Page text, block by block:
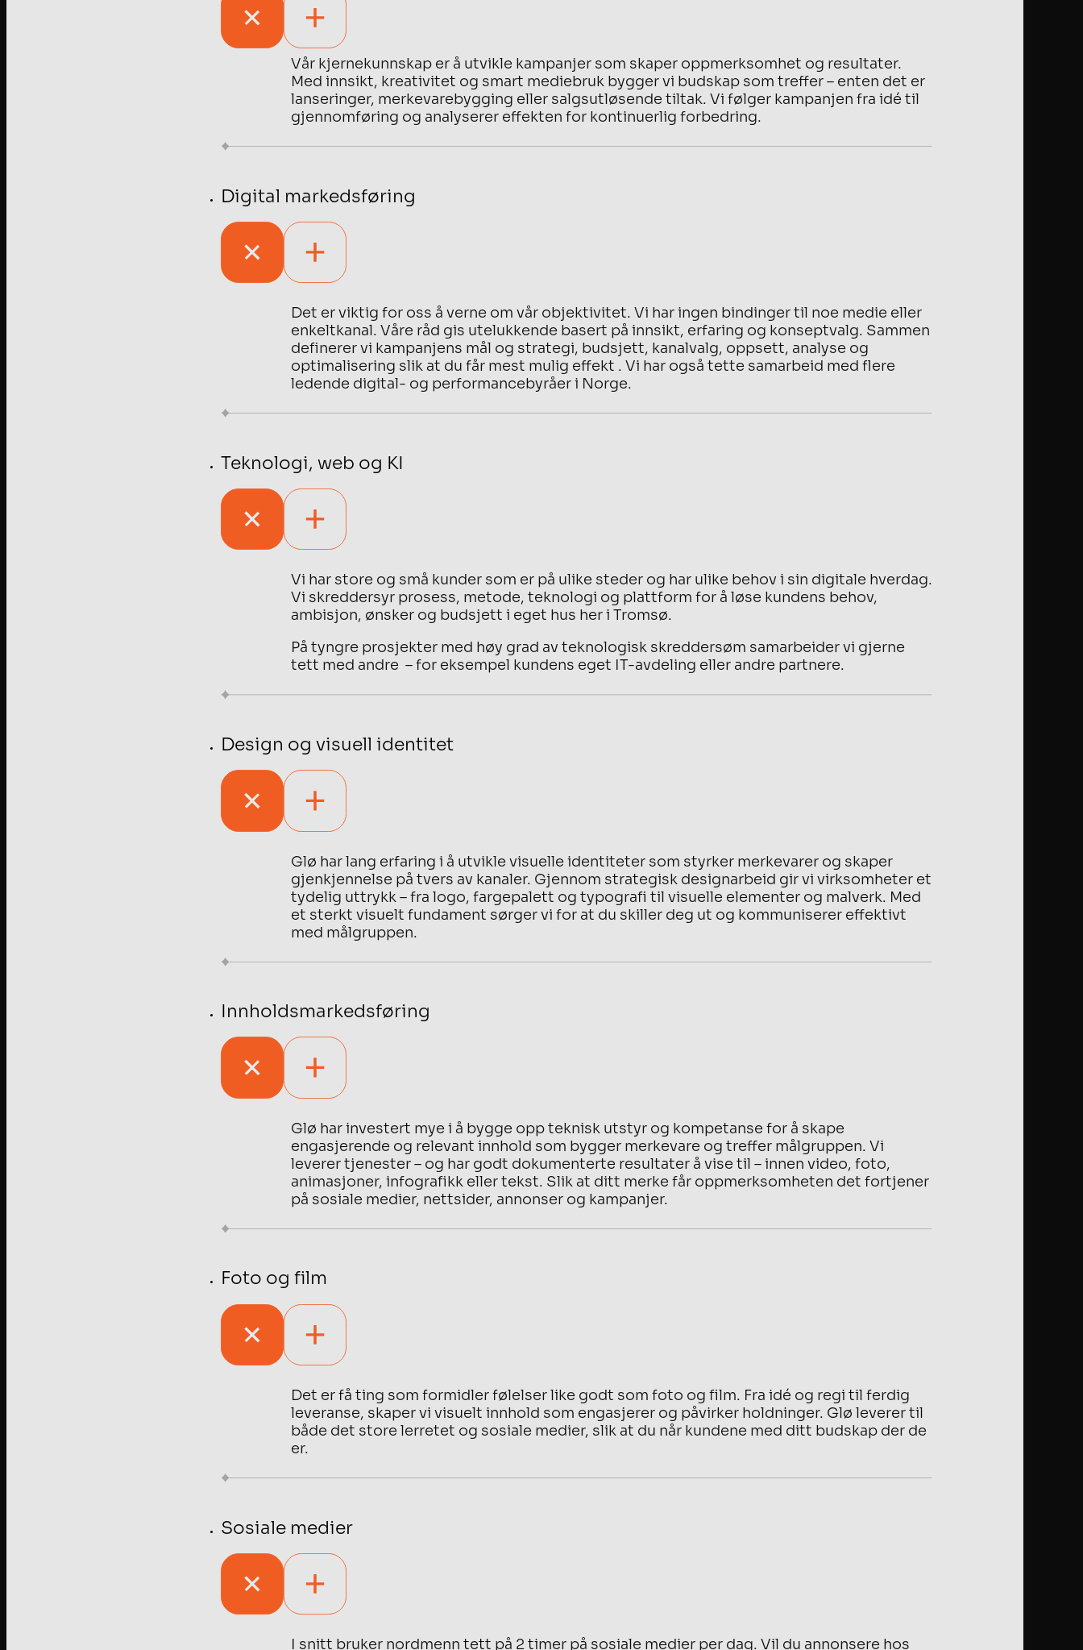
Vår kjernekunnskap er å utvikle kampanjer som skaper oppmerksomhet og resultater.
Med innsikt, kreativitet og smart mediebruk bygger vi budskap som treffer – enten det er
lanseringer, merkevarebygging eller salgsutløsende tiltak. Vi følger kampanjen fra idé til
gjennomføring og analyserer effekten for kontinuerlig forbedring.
Digital markedsføring
Det er viktig for oss å verne om vår objektivitet. Vi har ingen bindinger til noe medie eller
enkeltkanal. Våre råd gis utelukkende basert på innsikt, erfaring og konseptvalg. Sammen
definerer vi kampanjens mål og strategi, budsjett, kanalvalg, oppsett, analyse og
optimalisering slik at du får mest mulig effekt . Vi har også tette samarbeid med flere
ledende digital- og performancebyråer i Norge.
Teknologi, web og KI
Vi har store og små kunder som er på ulike steder og har ulike behov i sin digitale hverdag.
Vi skreddersyr prosess, metode, teknologi og plattform for å løse kundens behov,
ambisjon, ønsker og budsjett i eget hus her i Tromsø.
På tyngre prosjekter med høy grad av teknologisk skreddersøm samarbeider vi gjerne
tett med andre – for eksempel kundens eget IT-avdeling eller andre partnere.
Design og visuell identitet
Glø har lang erfaring i å utvikle visuelle identiteter som styrker merkevarer og skaper
gjenkjennelse på tvers av kanaler. Gjennom strategisk designarbeid gir vi virksomheter et
tydelig uttrykk – fra logo, fargepalett og typografi til visuelle elementer og malverk. Med
et sterkt visuelt fundament sørger vi for at du skiller deg ut og kommuniserer effektivt
med målgruppen.
Innholdsmarkedsføring
Glø har investert mye i å bygge opp teknisk utstyr og kompetanse for å skape
engasjerende og relevant innhold som bygger merkevare og treffer målgruppen. Vi
leverer tjenester – og har godt dokumenterte resultater å vise til – innen video, foto,
animasjoner, infografikk eller tekst. Slik at ditt merke får oppmerksomheten det fortjener
på sosiale medier, nettsider, annonser og kampanjer.
Foto og film
Det er få ting som formidler følelser like godt som foto og film. Fra idé og regi til ferdig
leveranse, skaper vi visuelt innhold som engasjerer og påvirker holdninger. Glø leverer til
både det store lerretet og sosiale medier, slik at du når kundene med ditt budskap der de
er.
Sosiale medier
I snitt bruker nordmenn tett på 2 timer på sosiale medier per dag. Vil du annonsere hos